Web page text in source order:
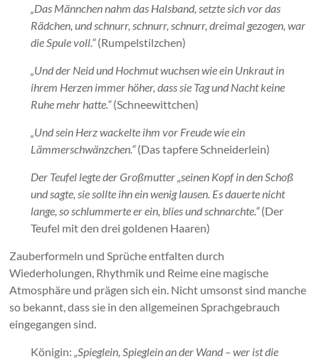
„Das Männchen nahm das Halsband, setzte sich vor das
Rädchen, und schnurr, schnurr, schnurr, dreimal gezogen, war
die Spule voll.“(Rumpelstilzchen)
„Und der Neid und Hochmut wuchsen wie ein Unkraut in
ihrem Herzen immer höher, dass sie Tag und Nacht keine
Ruhe mehr hatte.“(Schneewittchen)
„Und sein Herz wackelte ihm vor Freude wie ein
Lämmerschwänzchen.“(Das tapfere Schneiderlein)
Der Teufel legte der Großmutter „seinen Kopf in den Schoß
und sagte, sie sollte ihn ein wenig lausen. Es dauerte nicht
lange, so schlummerte er ein, blies und schnarchte.“(Der
Teufel mit den drei goldenen Haaren)
Zauberformeln und Sprüche entfalten durch
Wiederholungen, Rhythmik und Reime eine magische
Atmosphäre und prägen sich ein. Nicht umsonst sind manche
so bekannt, dass sie in den allgemeinen Sprachgebrauch
eingegangen sind.
Königin:„Spieglein, Spieglein an der Wand – wer ist die